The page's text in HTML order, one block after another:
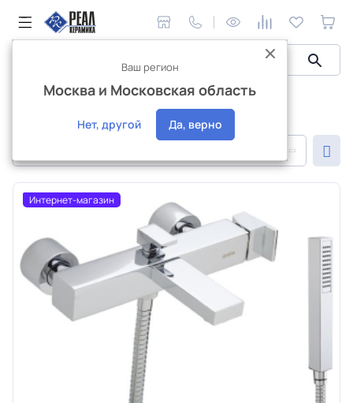
Сантехника и аксессуары Сантехника Gala
Сантехника Gala
Интернет-магазин
Ваш регион
Москва и Московская область
Нет, другой Да, верно